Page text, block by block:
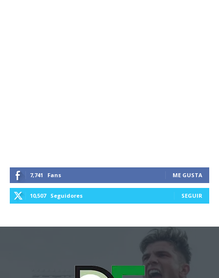
7,741 Fans ME GUSTA
10,507 Seguidores SEGUIR